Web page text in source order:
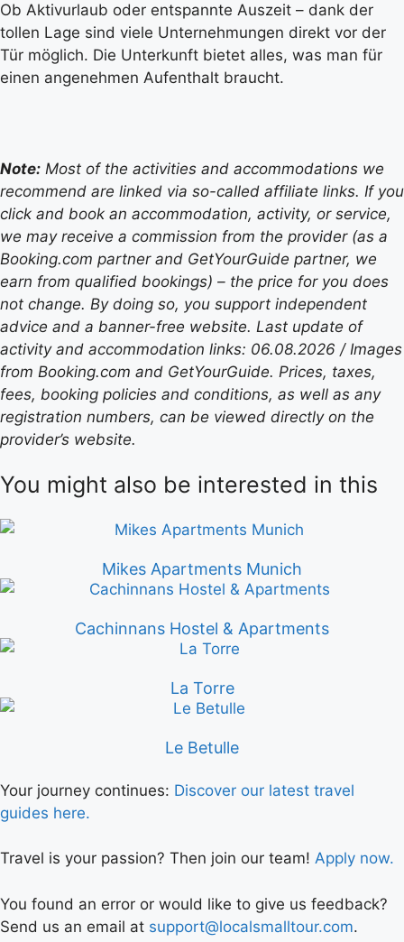
Ob Aktivurlaub oder entspannte Auszeit – dank der
tollen Lage sind viele Unternehmungen direkt vor der
Tür möglich. Die Unterkunft bietet alles, was man für
einen angenehmen Aufenthalt braucht.
Note: Most of the activities and accommodations we
recommend are linked via so-called affiliate links. If you
click and book an accommodation, activity, or service,
we may receive a commission from the provider (as a
Booking.com partner and GetYourGuide partner, we
earn from qualified bookings) – the price for you does
not change. By doing so, you support independent
advice and a banner-free website. Last update of
activity and accommodation links: 06.08.2026 / Images
from Booking.com and GetYourGuide. Prices, taxes,
fees, booking policies and conditions, as well as any
registration numbers, can be viewed directly on the
provider’s website.
You might also be interested in this
Mikes Apartments Munich
Cachinnans Hostel & Apartments
La Torre
Le Betulle
Your journey continues: Discover our latest travel
guides here.
Travel is your passion? Then join our team! Apply now.
You found an error or would like to give us feedback?
Send us an email at support@localsmalltour.com.